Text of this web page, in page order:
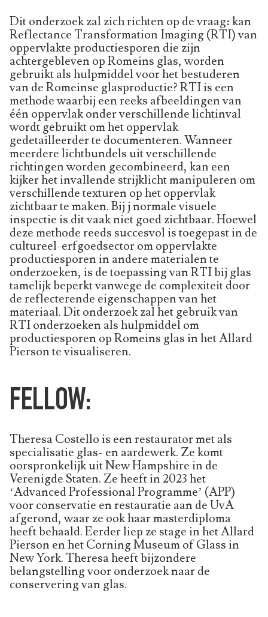
Dit onderzoek zal zich richten op de vraag: kan
Reflectance Transformation Imaging (RTI) van
oppervlakte productiesporen die zijn
achtergebleven op Romeins glas, worden
gebruikt als hulpmiddel voor het bestuderen
van de Romeinse glasproductie? RTI is een
methode waarbij een reeks afbeeldingen van
één oppervlak onder verschillende lichtinval
wordt gebruikt om het oppervlak
gedetailleerder te documenteren. Wanneer
meerdere lichtbundels uit verschillende
richtingen worden gecombineerd, kan een
kijker het invallende strijklicht manipuleren om
verschillende texturen op het oppervlak
zichtbaar te maken. Bij j normale visuele
inspectie is dit vaak niet goed zichtbaar. Hoewel
deze methode reeds succesvol is toegepast in de
cultureel-erfgoedsector om oppervlakte
productiesporen in andere materialen te
onderzoeken, is de toepassing van RTI bij glas
tamelijk beperkt vanwege de complexiteit door
de reflecterende eigenschappen van het
materiaal. Dit onderzoek zal het gebruik van
RTI onderzoeken als hulpmiddel om
productiesporen op Romeins glas in het Allard
Pierson te visualiseren.
FELLOW:
Theresa Costello is een restaurator met als
specialisatie glas- en aardewerk. Ze komt
oorspronkelijk uit New Hampshire in de
Verenigde Staten. Ze heeft in 2023 het
‘Advanced Professional Programme’ (APP)
voor conservatie en restauratie aan de UvA
afgerond, waar ze ook haar masterdiploma
heeft behaald. Eerder liep ze stage in het Allard
Pierson en het Corning Museum of Glass in
New York. Theresa heeft bijzondere
belangstelling voor onderzoek naar de
conservering van glas.